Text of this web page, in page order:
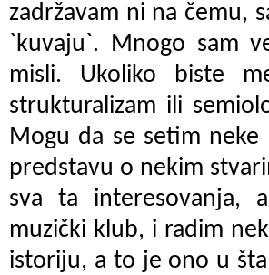
zadržavam ni na čemu,
`kuvaju`. Mnogo sam
misli. Ukoliko biste
strukturalizam ili
Mogu da se setim
predstavu o nekim
sva ta interesovanja,
muzički klub, i radim
istoriju, a to je ono u